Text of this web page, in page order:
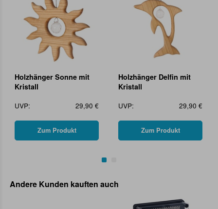
Holzhänger Sonne mit
Kristall
UVP:
29,90 €
Zum Produkt
Holzhänger Delfin mit
Kristall
UVP:
29,90 €
Zum Produkt
Andere Kunden kauften auch